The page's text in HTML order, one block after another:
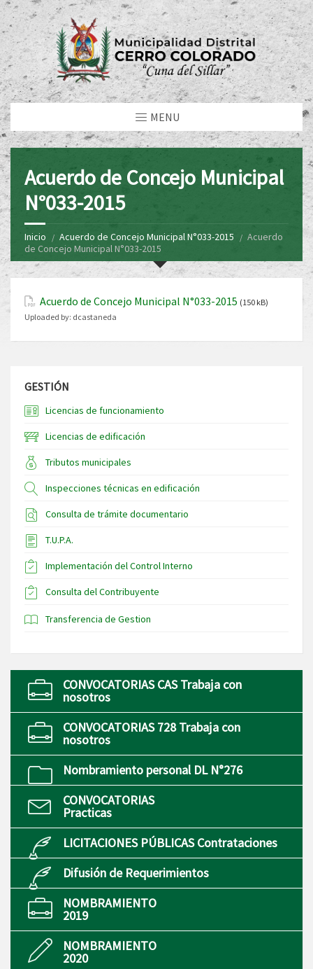
MENU
Acuerdo de Concejo Municipal
N°033-2015
Inicio Acuerdo de Concejo Municipal N°033-2015
Acuerdo
de Concejo Municipal N°033-2015
Acuerdo de Concejo Municipal N°033-2015 (150 kB)
Uploaded by: dcastaneda
GESTIÓN
Licencias de funcionamiento
Licencias de edificación
Tributos municipales
Inspecciones técnicas en edificación
Consulta de trámite documentario
T.U.P.A.
Implementación del Control Interno
Consulta del Contribuyente
Transferencia de Gestion
CONVOCATORIAS CAS Trabaja con
nosotros
CONVOCATORIAS 728 Trabaja con
nosotros
Nombramiento personal DL N°276
CONVOCATORIAS
Practicas
LICITACIONES PÚBLICAS Contrataciones
Difusión de Requerimientos
NOMBRAMIENTO
2019
NOMBRAMIENTO
2020